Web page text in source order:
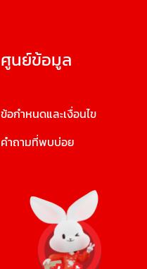
ศูนย์ข้อมูล
ข้อกำหนดและเงื่อนไข
คำถามที่พบบ่อย